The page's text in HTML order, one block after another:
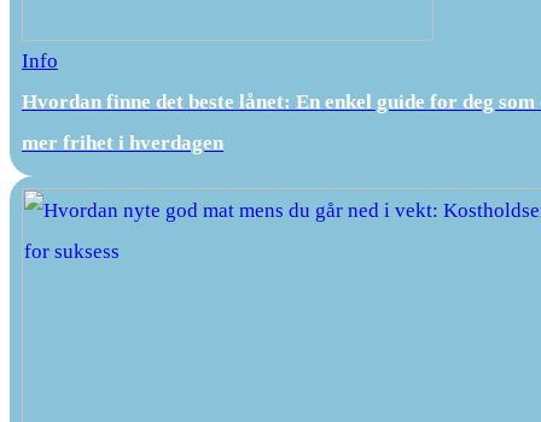
Info
Hvordan finne det beste lånet: En enkel guide for deg som
mer frihet i hverdagen